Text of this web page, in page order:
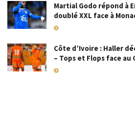
Martial Godo répond à
doublé XXL face à
Côte d’Ivoire : Haller
– Tops et Flops face au